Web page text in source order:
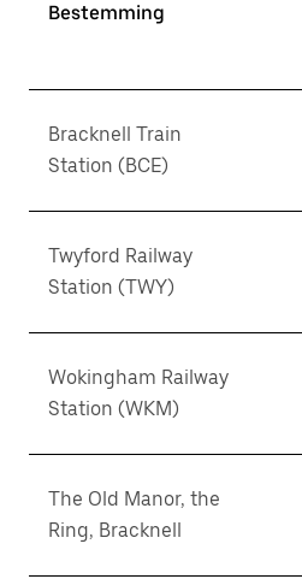
Bestemming
Bracknell Train
Station (BCE)
Twyford Railway
Station (TWY)
Wokingham Railway
Station (WKM)
The Old Manor, the
Ring, Bracknell